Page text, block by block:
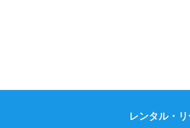
レンタル・